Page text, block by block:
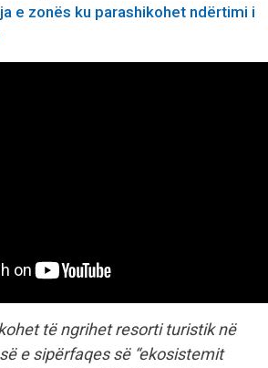
e zonës ku parashikohet ndërtimi i
të ngrihet resorti turistik në
e sipërfaqes së “ekosistemit